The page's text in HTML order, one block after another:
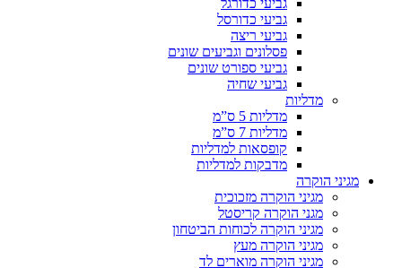
גביעי כדורגל
גביעי כדורסל
גביעי ריצה
פסלונים וגביעים שונים
גביעי ספורט שונים
גביעי שחיה
מדליות
מדליות 5 ס”מ
מדליות 7 ס”מ
קופסאות למדליות
מדבקות למדליות
מגיני הוקרה
מגיני הוקרה מזכוכית
מגני הוקרה קריסטל
מגיני הוקרה לכוחות הביטחון
מגיני הוקרה מעץ
מגיני הוקרה מוארים לד